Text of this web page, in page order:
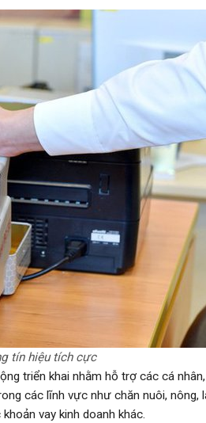
tín hiệu tích cực
triển khai nhằm hỗ trợ các cá
các lĩnh vực như chăn nuôi,
vay kinh doanh khác.